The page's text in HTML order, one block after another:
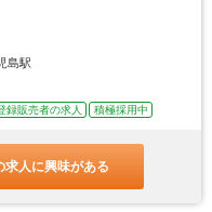
島駅
録販売者の求人 積極採用中
求人に興味がある